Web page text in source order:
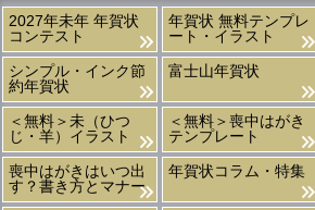
2027年未年 年賀状
コンテスト
年賀状 無料テンプレ
ート・イラスト
シンプル・インク節
約年賀状
富士山年賀状
＜無料＞未（ひつ
じ・羊）イラスト
＜無料＞喪中はがき
テンプレート
喪中はがきはいつ出
す？書き方とマナー
年賀状コラム・特集